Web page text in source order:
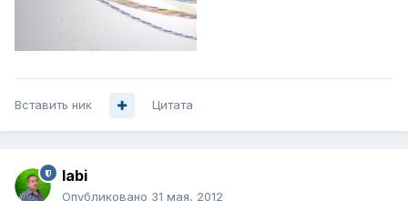
Вставить ник Цитата
labi
Опубликовано 31 мая, 2012